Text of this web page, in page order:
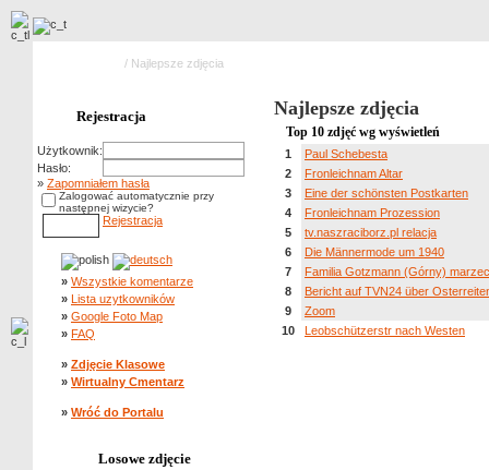
/ Najlepsze zdjęcia
Rejestracja
Użytkownik:
Hasło:
» Zapomniałem hasła
Zalogować automatycznie przy
następnej wizycie?
Rejestracja
» Wszystkie komentarze
» Lista uzytkowników
» Google Foto Map
» FAQ
» Zdjęcie Klasowe
» Wirtualny Cmentarz
» Wróć do Portalu
Losowe zdjęcie
Najlepsze zdjęcia
Top 10 zdjęć wg wyświetleń
1
Paul Schebesta
2
Fronleichnam Altar
3
Eine der schönsten Postkarten
4
Fronleichnam Prozession
5
tv.naszraciborz.pl relacja
6
Die Männermode um 1940
7
Familia Gotzmann (Górny)
8
Bericht auf TVN24 über
9
Zoom
10
Leobschützerstr nach Westen